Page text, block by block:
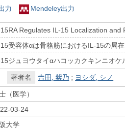
力 Mendeley出力
Regulates IL-15 Localization
受容体αは骨格筋におけるIL-15の局
ジュヨウタイαハコッカクキンニオ
著者名 𠮷田, 紫乃 ; ヨシダ, シノ
（医学）
03-24
大学